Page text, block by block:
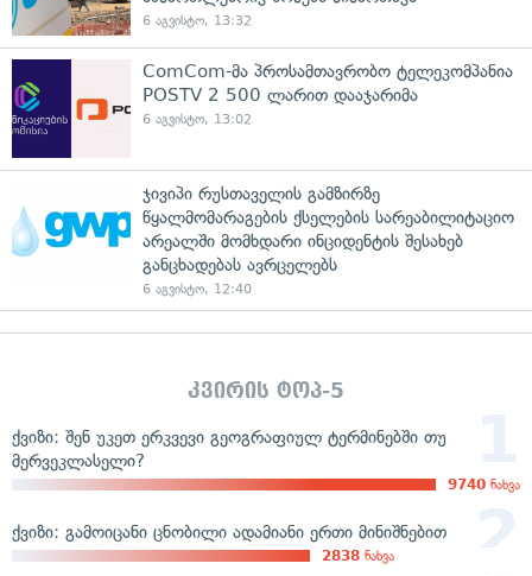
6 აგვისტო, 13:32
ComCom-მა პროსამთავრობო ტელეკომპანია
POSTV 2 500 ლარით დააჯარიმა
6 აგვისტო, 13:02
ჯივიპი რუსთაველის გამზირზე
წყალმომარაგების ქსელების სარეაბილიტაციო
არეალში მომხდარი ინციდენტის შესახებ
განცხადებას ავრცელებს
6 აგვისტო, 12:40
კვირის ტოპ-5
ქვიზი: შენ უკეთ ერკვევი გეოგრაფიულ ტერმინებში თუ
მერვეკლასელი?
9740 ნახვა
ქვიზი: გამოიცანი ცნობილი ადამიანი ერთი მინიშნებით
2838 ნახვა